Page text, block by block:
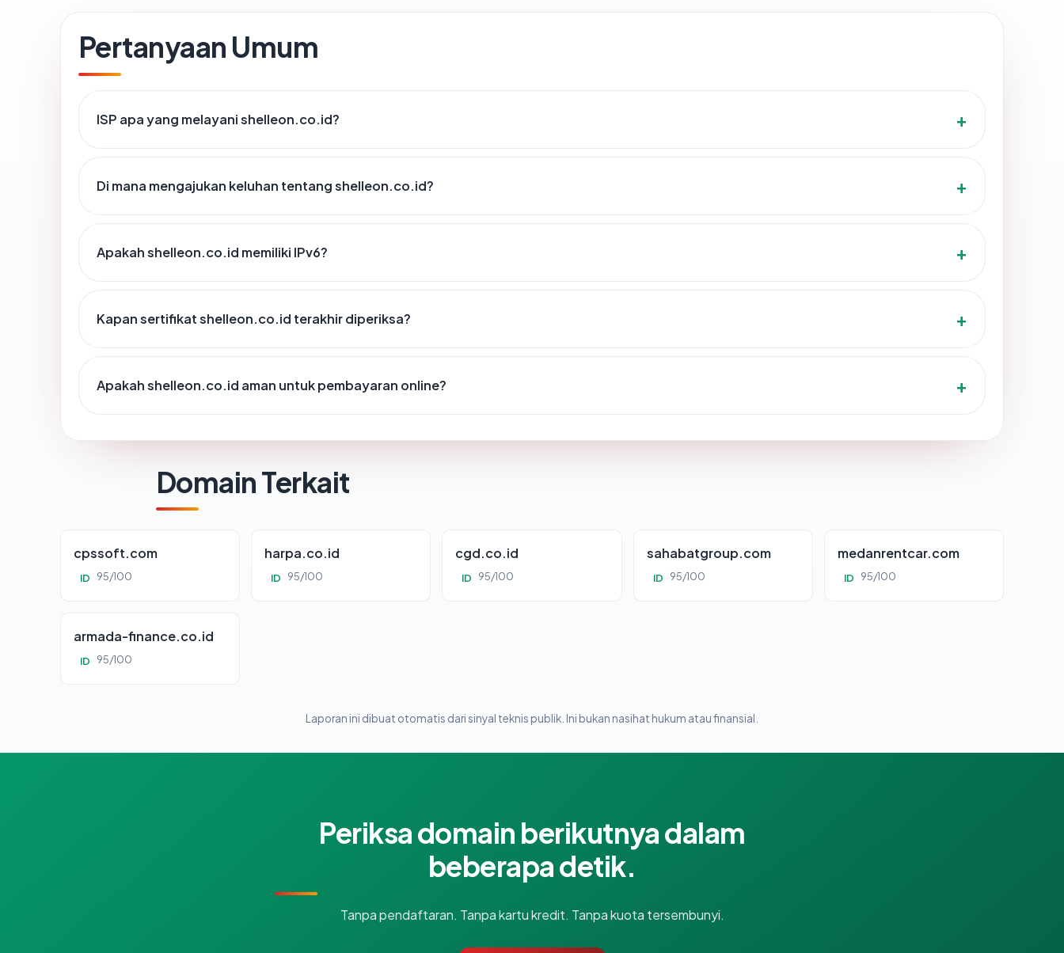
Pertanyaan Umum
ISP apa yang melayani shelleon.co.id?
Di mana mengajukan keluhan tentang shelleon.co.id?
Apakah shelleon.co.id memiliki IPv6?
Kapan sertifikat shelleon.co.id terakhir diperiksa?
Apakah shelleon.co.id aman untuk pembayaran online?
Domain Terkait
cpssoft.com
ID 95/100
harpa.co.id
ID 95/100
cgd.co.id
ID 95/100
sahabatgroup.com
ID 95/100
medanrentcar.com
ID 95/100
armada-finance.co.id
ID 95/100
Laporan ini dibuat otomatis dari sinyal teknis publik. Ini bukan nasihat hukum atau finansial.
Periksa domain berikutnya dalam
beberapa detik.
Tanpa pendaftaran. Tanpa kartu kredit. Tanpa kuota tersembunyi.